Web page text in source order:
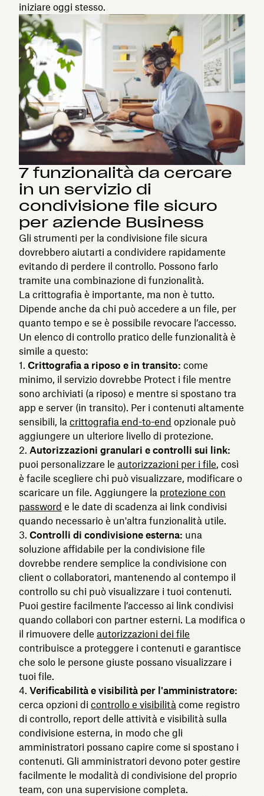
iniziare oggi stesso.
7 funzionalità da cercare
in un servizio di
condivisione file sicuro
per aziende Business
Gli strumenti per la condivisione file sicura
dovrebbero aiutarti a condividere rapidamente
evitando di perdere il controllo. Possono farlo
tramite una combinazione di funzionalità.
La crittografia è importante, ma non è tutto.
Dipende anche da chi può accedere a un file, per
quanto tempo e se è possibile revocare l’accesso.
Un elenco di controllo pratico delle funzionalità è
simile a questo:
Crittografia a riposo e in transito: come
minimo, il servizio dovrebbe Protect i file mentre
sono archiviati (a riposo) e mentre si spostano tra
app e server (in transito). Per i contenuti altamente
sensibili, la crittografia end-to-end opzionale può
aggiungere un ulteriore livello di protezione.
Autorizzazioni granulari e controlli sui link:
puoi personalizzare le autorizzazioni per i file, così
è facile scegliere chi può visualizzare, modificare o
scaricare un file. Aggiungere la protezione con
password e le date di scadenza ai link condivisi
quando necessario è un'altra funzionalità utile.
Controlli di condivisione esterna: una
soluzione affidabile per la condivisione file
dovrebbe rendere semplice la condivisione con
client o collaboratori, mantenendo al contempo il
controllo su chi può visualizzare i tuoi contenuti.
Puoi gestire facilmente l’accesso ai link condivisi
quando collabori con partner esterni. La modifica o
il rimuovere delle autorizzazioni dei file
contribuisce a proteggere i contenuti e garantisce
che solo le persone giuste possano visualizzare i
tuoi file.
Verificabilità e visibilità per l'amministratore:
cerca opzioni di controllo e visibilità come registro
di controllo, report delle attività e visibilità sulla
condivisione esterna, in modo che gli
amministratori possano capire come si spostano i
contenuti. Gli amministratori devono poter gestire
facilmente le modalità di condivisione del proprio
team, con una supervisione completa.